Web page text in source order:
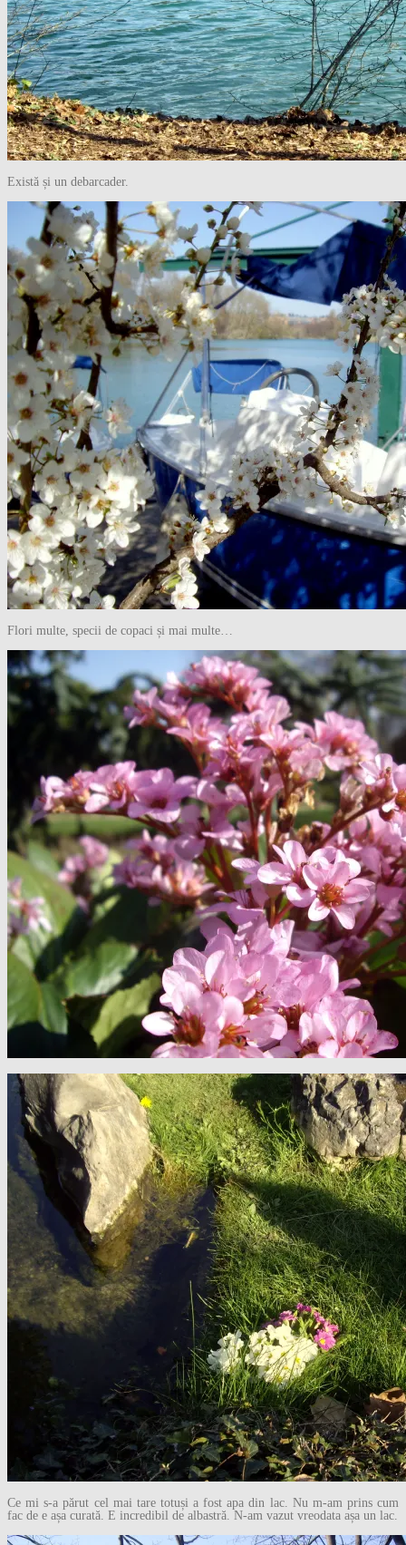
Există și un debarcader.
Flori multe, specii de copaci și mai multe…
Ce mi s-a părut cel mai tare totuși a fost apa din lac. Nu m-am prins cum
fac de e așa curată. E incredibil de albastră. N-am vazut vreodata așa un lac.